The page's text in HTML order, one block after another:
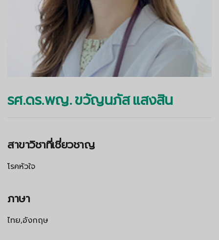
รศ.ดร.พญ. ขวัญนภัส แสงสิน
สาขาวิชาที่เชี่ยวชาญ
โรคหัวใจ
ภาษา
ไทย,อังกฤษ